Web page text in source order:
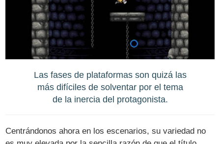
Las fases de plataformas son quizá las
más difíciles de solventar por el tema
de la inercia del protagonista.
Centrándonos ahora en los escenarios, su variedad no